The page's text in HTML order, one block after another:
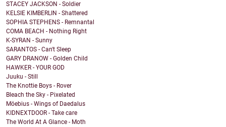
STACEY JACKSON - Soldier
KELSIE KIMBERLIN - Shattered
SOPHIA STEPHENS - Remnantal
COMA BEACH - Nothing Right
K-SYRAN - Sunny
SARANTOS - Can't Sleep
GARY DRANOW - Golden Child
HAWKER - YOUR GOD
Juuku - Still
The Knottie Boys - Rover
Bleach the Sky - Pixelated
Möebius - Wings of Daedalus
KIDNEXTDOOR - Take care
The World At A Glance - Moth